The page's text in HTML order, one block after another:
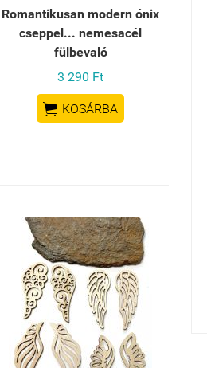
Romantikusan modern ónix
cseppel... nemesacél
fülbevaló
3 290 Ft
 KOSÁRBA